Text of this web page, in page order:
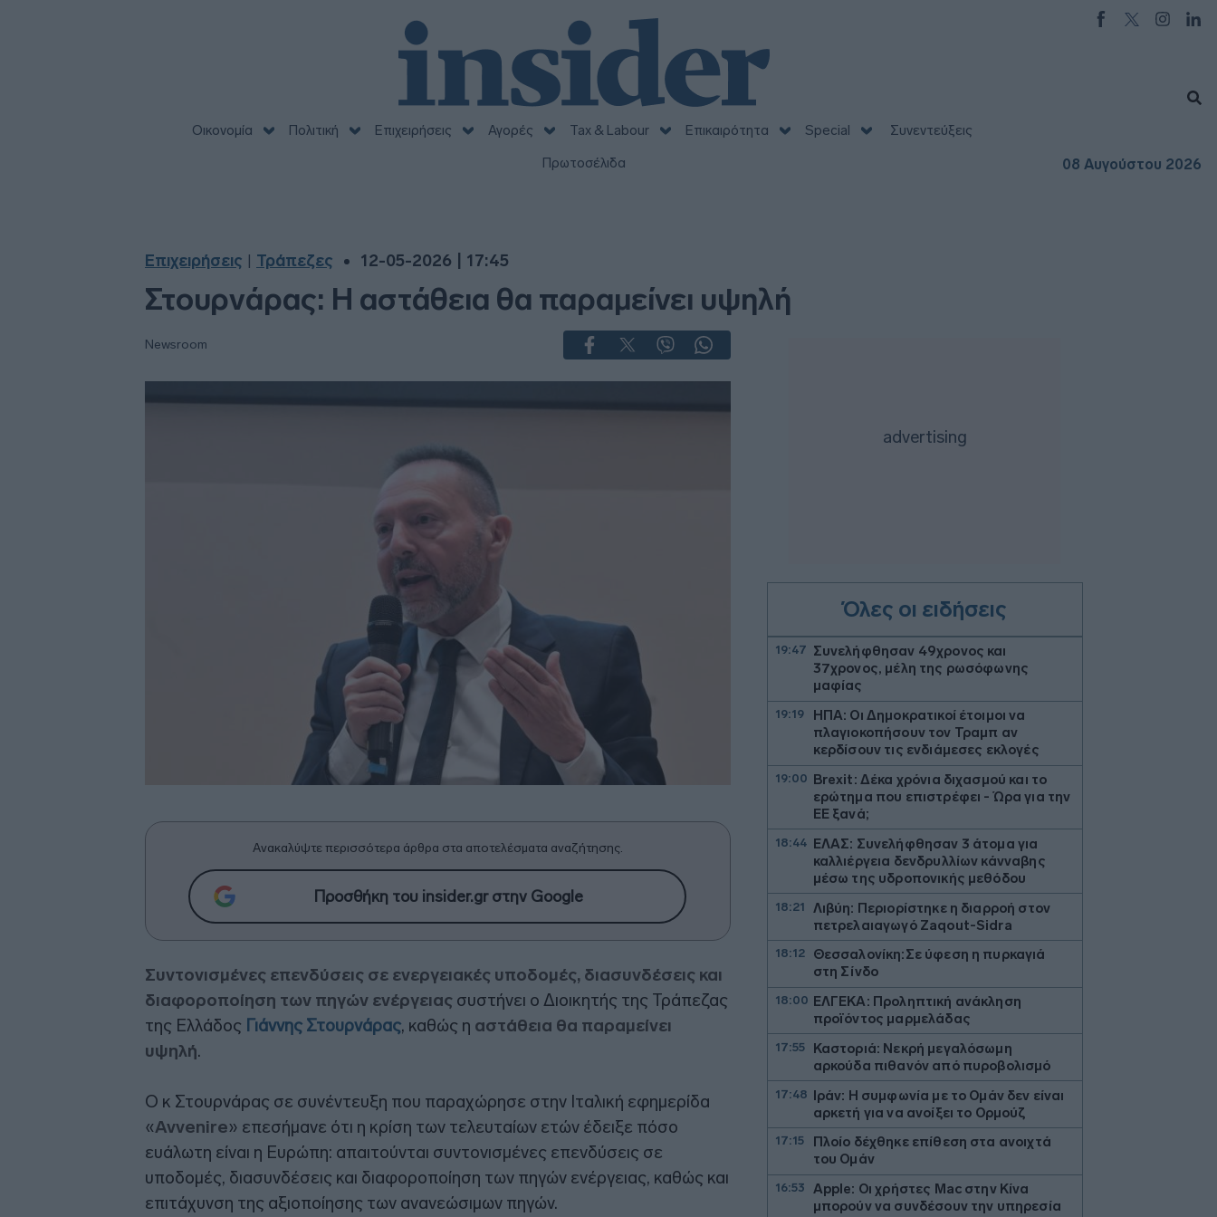
Οικονομία Πολιτική Επιχειρήσεις Αγορές Tax & Labour Επικαιρότητα Special
Συνεντεύξεις
Πρωτοσέλιδα
08 Αυγούστου 2026
Επιχειρήσεις Τράπεζες 12-05-2026 | 17:45
Στουρνάρας: Η αστάθεια θα παραμείνει υψηλή
Newsroom
Ανακαλύψτε περισσότερα άρθρα στα αποτελέσματα αναζήτησης.
Προσθήκη του insider.gr στην Google
Συντονισμένες επενδύσεις σε ενεργειακές υποδομές, διασυνδέσεις και
διαφοροποίηση των πηγών ενέργειας συστήνει ο Διοικητής της Τράπεζας
της Ελλάδος Γιάννης Στουρνάρας, καθώς η αστάθεια θα παραμείνει
υψηλή.
Ο κ Στουρνάρας σε συνέντευξη που παραχώρησε στην Ιταλική εφημερίδα
«Avvenire» επεσήμανε ότι η κρίση των τελευταίων ετών έδειξε πόσο
ευάλωτη είναι η Ευρώπη: απαιτούνται συντονισμένες επενδύσεις σε
υποδομές, διασυνδέσεις και διαφοροποίηση των πηγών ενέργειας, καθώς και
επιτάχυνση της αξιοποίησης των ανανεώσιμων πηγών.
Όλες οι ειδήσεις
19:47 Συνελήφθησαν 49χρονος και
37χρονος, μέλη της ρωσόφωνης
μαφίας
19:19
ΗΠΑ: Οι Δημοκρατικοί έτοιμοι να
πλαγιοκοπήσουν τον Τραμπ αν
κερδίσουν τις ενδιάμεσες εκλογές
19:00 Brexit: Δέκα χρόνια διχασμού και το
ερώτημα που επιστρέφει - Ώρα για την
ΕΕ ξανά;
18:44 ΕΛΑΣ: Συνελήφθησαν 3 άτομα για
καλλιέργεια δενδρυλλίων κάνναβης
μέσω της υδροπονικής μεθόδου
18:21
Λιβύη: Περιορίστηκε η διαρροή στον
πετρελαιαγωγό Zaqout-Sidra
18:12
Θεσσαλονίκη:Σε ύφεση η πυρκαγιά
στη Σίνδο
18:00 ΕΛΓΕΚΑ: Προληπτική ανάκληση
προϊόντος μαρμελάδας
17:55
Καστοριά: Νεκρή μεγαλόσωμη
αρκούδα πιθανόν από πυροβολισμό
17:48 Ιράν: Η συμφωνία με το Ομάν δεν είναι
αρκετή για να ανοίξει το Ορμούζ
17:15
Πλοίο δέχθηκε επίθεση στα ανοιχτά
του Ομάν
16:53
Apple: Οι χρήστες Mac στην Κίνα
μπορούν να συνδέσουν την υπηρεσία